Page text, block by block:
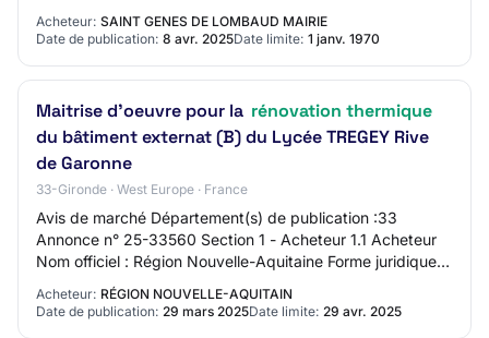
Acheteur: SAINT GENES DE LOMBAUD MAIRIE
Date de publication: 8 avr. 2025Date limite: 1 janv. 1970
Maitrise d'oeuvre pour la rénovation thermique
du bâtiment externat (B) du Lycée TREGEY Rive
de Garonne
33-Gironde · West Europe · France
Avis de marché Département(s) de publication :33
Annonce n° 25-33560 Section 1 - Acheteur 1.1 Acheteur
Nom officiel : Région Nouvelle-Aquitaine Forme juridique
de l'acheteur : Autorité régionale Acti…
Acheteur: RÉGION NOUVELLE-AQUITAIN
Date de publication: 29 mars 2025Date limite: 29 avr. 2025